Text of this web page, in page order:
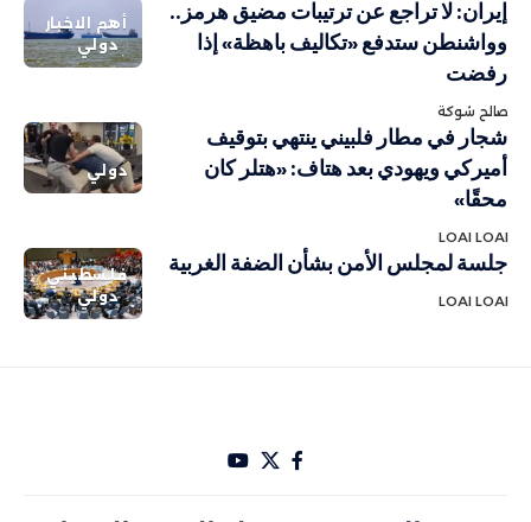
أهم الاخبار
دولي
إيران: لا تراجع عن ترتيبات مضيق هرمز..
وواشنطن ستدفع «تكاليف باهظة» إذا
رفضت
صالح شوكة
دولي
شجار في مطار فلبيني ينتهي بتوقيف
أميركي ويهودي بعد هتاف: «هتلر كان
محقًا»
LOAI LOAI
فلسطيني
دولي
جلسة لمجلس الأمن بشأن الضفة الغربية
LOAI LOAI